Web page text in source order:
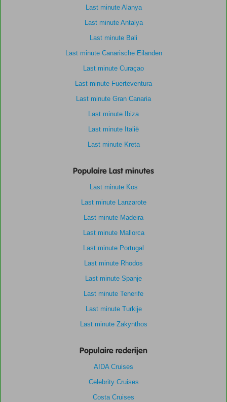
Last minute Alanya
Last minute Antalya
Last minute Bali
Last minute Canarische Eilanden
Last minute Curaçao
Last minute Fuerteventura
Last minute Gran Canaria
Last minute Ibiza
Last minute Italië
Last minute Kreta
Populaire Last minutes
Last minute Kos
Last minute Lanzarote
Last minute Madeira
Last minute Mallorca
Last minute Portugal
Last minute Rhodos
Last minute Spanje
Last minute Tenerife
Last minute Turkije
Last minute Zakynthos
Populaire rederijen
AIDA Cruises
Celebrity Cruises
Costa Cruises